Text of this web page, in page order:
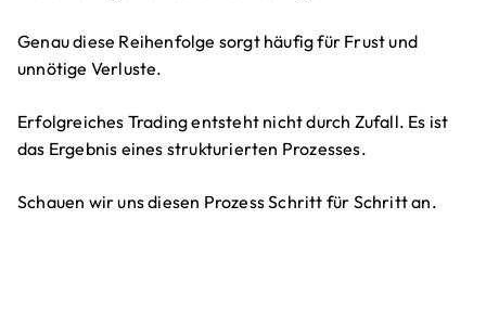
Genau diese Reihenfolge sorgt häufig für Frust und
unnötige Verluste.
Erfolgreiches Trading entsteht nicht durch Zufall. Es ist
das Ergebnis eines strukturierten Prozesses.
Schauen wir uns diesen Prozess Schritt für Schritt an.